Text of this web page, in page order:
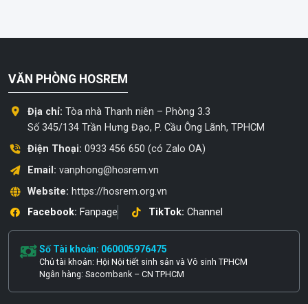
VĂN PHÒNG HOSREM
Địa chỉ: Tòa nhà Thanh niên – Phòng 3.3
Số 345/134 Trần Hưng Đạo, P. Cầu Ông Lãnh, TPHCM
Điện Thoại: 0933 456 650 (có Zalo OA)
Email: vanphong@hosrem.vn
Website: https://hosrem.org.vn
Facebook: Fanpage TikTok: Channel
Số Tài khoản: 060005976475
Chủ tài khoản: Hội Nội tiết sinh sản và Vô sinh TPHCM
Ngân hàng: Sacombank – CN TPHCM